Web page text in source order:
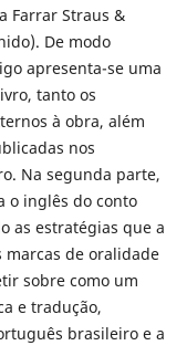
Farrar Straus &
De modo
apresenta-se uma
tanto os
à obra, além
nos
Na segunda parte,
o inglês do conto
as estratégias que a
de oralidade
sobre como um
e tradução,
brasileiro e a